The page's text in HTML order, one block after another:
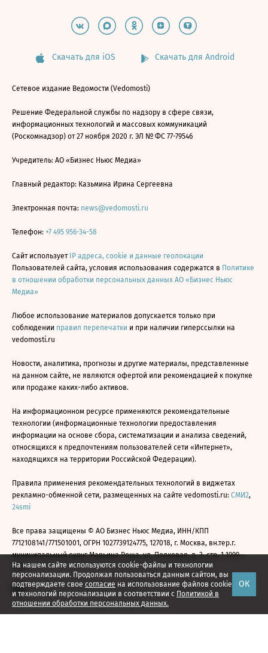
На нашем сайте используются cookie-файлы и технологии
персонализации. Продолжая пользоваться данным сайтом, вы
подтверждаете свое согласие на использование файлов cookie
и технологий персонализации в соответствии с Политикой в
отношении обработки персональных данных.
ОК
Скачать для iOS Скачать для Android
Сетевое издание Ведомости (Vedomosti)
Решение Федеральной службы по надзору в сфере связи,
информационных технологий и массовых коммуникаций
(Роскомнадзор) от 27 ноября 2020 г. ЭЛ № ФС 77-79546
Учредитель: АО «Бизнес Ньюс Медиа»
Главный редактор: Казьмина Ирина Сергеевна
Электронная почта: news@vedomosti.ru
Телефон: +7 495 956-34-58
Сайт использует IP адреса, cookie и данные геолокации
Пользователей сайта, условия использования содержатся в Политике
в отношении обработки персональных данных АО «Бизнес Ньюс
Медиа»
Любое использование материалов допускается только при
соблюдении правил перепечатки и при наличии гиперссылки на
vedomosti.ru
Новости, аналитика, прогнозы и другие материалы, представленные
на данном сайте, не являются офертой или рекомендацией к покупке
или продаже каких-либо активов.
На информационном ресурсе применяются рекомендательные
технологии (информационные технологии предоставления
информации на основе сбора, систематизации и анализа сведений,
относящихся к предпочтениям пользователей сети «Интернет»,
находящихся на территории Российской Федерации).
Правила применения рекомендательных технологий в виджетах
рекламно-обменной сети, размещенных на сайте vedomosti.ru: СМИ2,
24smi
Все права защищены © АО Бизнес Ньюс Медиа, ИНН/КПП
7712108141/771501001, ОГРН 1027739124775, 127018, г. Москва, вн.тер.г.
муниципальный округ Марьина Роща, ул. Полковая, д. 3, стр. 1 1999—
2026